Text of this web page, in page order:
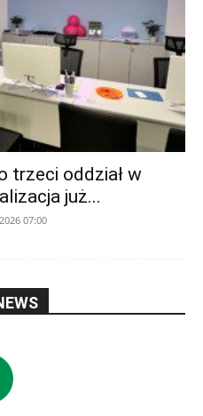
trzeci oddział w
już...
07:00